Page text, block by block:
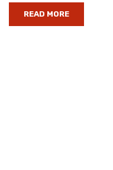
READ MORE